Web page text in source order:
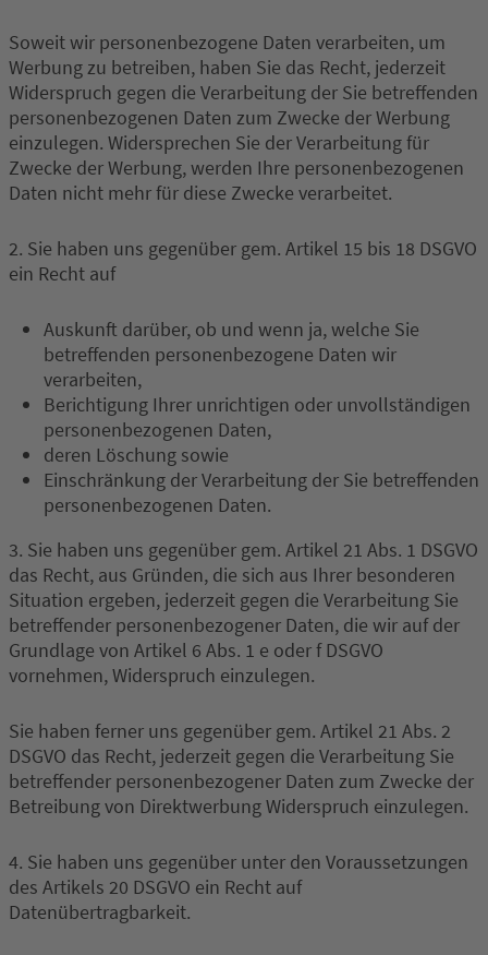
Soweit wir personenbezogene Daten verarbeiten, um
Werbung zu betreiben, haben Sie das Recht, jederzeit
Widerspruch gegen die Verarbeitung der Sie betreffenden
personenbezogenen Daten zum Zwecke der Werbung
einzulegen. Widersprechen Sie der Verarbeitung für
Zwecke der Werbung, werden Ihre personenbezogenen
Daten nicht mehr für diese Zwecke verarbeitet.
2. Sie haben uns gegenüber gem. Artikel 15 bis 18 DSGVO
ein Recht auf
Auskunft darüber, ob und wenn ja, welche Sie
betreffenden personenbezogene Daten wir
verarbeiten,
Berichtigung Ihrer unrichtigen oder unvollständigen
personenbezogenen Daten,
deren Löschung sowie
Einschränkung der Verarbeitung der Sie betreffenden
personenbezogenen Daten.
3. Sie haben uns gegenüber gem. Artikel 21 Abs. 1 DSGVO
das Recht, aus Gründen, die sich aus Ihrer besonderen
Situation ergeben, jederzeit gegen die Verarbeitung Sie
betreffender personenbezogener Daten, die wir auf der
Grundlage von Artikel 6 Abs. 1 e oder f DSGVO
vornehmen, Widerspruch einzulegen.
Sie haben ferner uns gegenüber gem. Artikel 21 Abs. 2
DSGVO das Recht, jederzeit gegen die Verarbeitung Sie
betreffender personenbezogener Daten zum Zwecke der
Betreibung von Direktwerbung Widerspruch einzulegen.
4. Sie haben uns gegenüber unter den Voraussetzungen
des Artikels 20 DSGVO ein Recht auf
Datenübertragbarkeit.